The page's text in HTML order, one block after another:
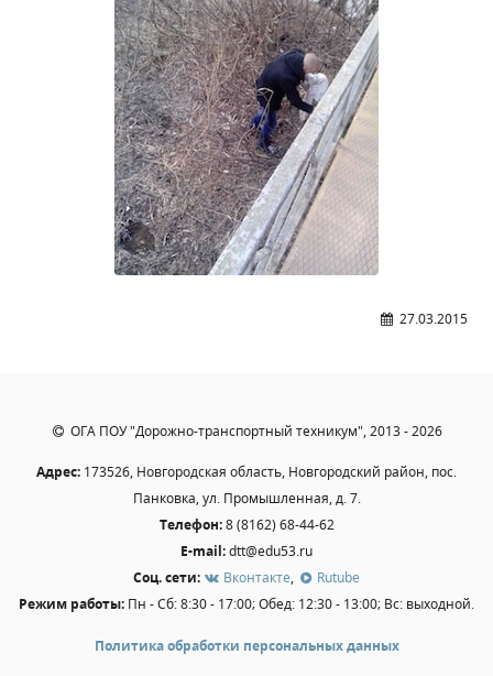
Вакантные места для приёма (перевода)
Международное сотрудничество
Организация питания в образовательной
организации
УЧЕБНАЯ РАБОТА
Расписание занятий
Заочное отделение
Локальные акты
Информация для детей-сирот
Памятные даты военной истории
Пожарная безопасность
Программа воспитания
Противодействие терроризму
Профилактическая работа
27.03.2015
ОГА ПОУ "Дорожно-транспортный техникум", 2013 - 2026
Адрес: 173526, Новгородская область, Новгородский район, пос.
Панковка, ул. Промышленная, д. 7.
Телефон:8 (8162) 68-44-62
E-mail:dtt@edu53.ru
Соц. сети:
Вконтакте,
Rutube
Режим работы: Пн - Сб: 8:30 - 17:00; Обед: 12:30 - 13:00; Вс: выходной.
Политика обработки персональных данных